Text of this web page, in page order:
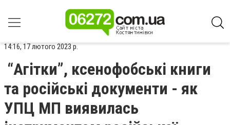
14:16, 17 лютого 2023 р.
“Агітки”, ксенофобські книги
та російські документи - як
УПЦ МП виявилась